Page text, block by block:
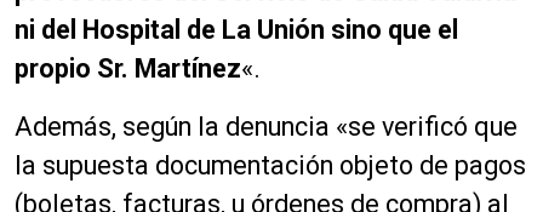
ni del Hospital de La Unión sino que el
propio Sr. Martínez«.
Además, según la denuncia «se verificó que
la supuesta documentación objeto de pagos
(boletas, facturas, u órdenes de compra) al